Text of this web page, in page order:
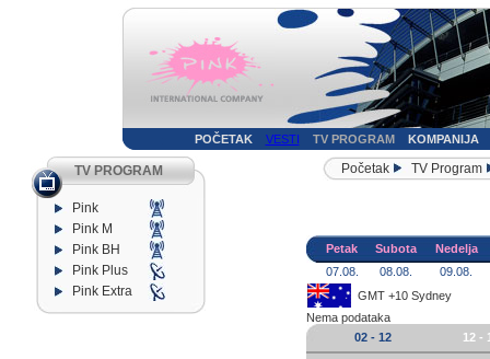
POČETAK VESTI TV PROGRAM KOMPANIJA
TV PROGRAM
Pink
Pink M
Pink BH
Pink Plus
Pink Extra
Početak TV Program
Petak Subota
Nedelja
07.08.
08.08.
09.08.
GMT +10 Sydney
Nema podataka
02 - 12
12 -